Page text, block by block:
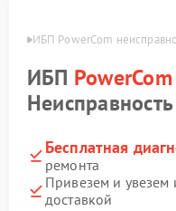
ИБП PowerCom
ИБП PowerCom
Бесплатная
ремонта
Привезем и увезем
доставкой